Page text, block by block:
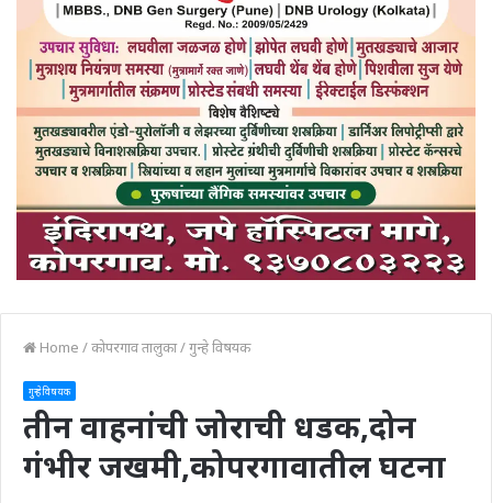
Home /कोपरगाव तालुका/गुन्हे विषयक
गुन्हे विषयक
तीन वाहनांची जोराची धडक,दोन
गंभीर जखमी,कोपरगावातील घटना